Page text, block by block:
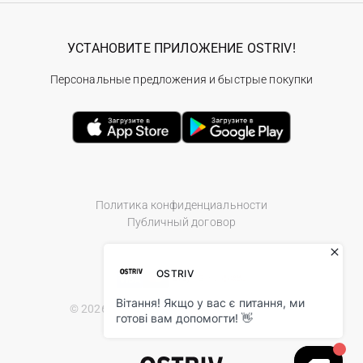
Политика конфиденциальности
Публичный договор
© 2026 Ostriv.ua Store. All Rights Reserved.
УСТАНОВИТЕ ПРИЛОЖЕНИЕ OSTRIV!
Персональные предложения и быстрые покупки